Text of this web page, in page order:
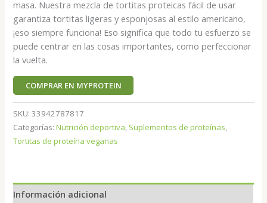
masa. Nuestra mezcla de tortitas proteicas fácil de usar
garantiza tortitas ligeras y esponjosas al estilo americano,
¡eso siempre funciona! Eso significa que todo tu esfuerzo se
puede centrar en las cosas importantes, como perfeccionar
la vuelta.
COMPRAR EN MYPROTEIN
SKU:33942787817
Categorías:Nutrición deportiva, Suplementos de proteínas,
Tortitas de proteína veganas
Información adicional